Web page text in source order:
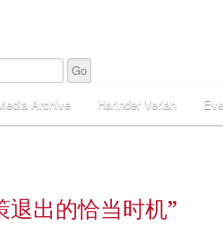
Archive Harinder Veriah
退出的恰当时机”